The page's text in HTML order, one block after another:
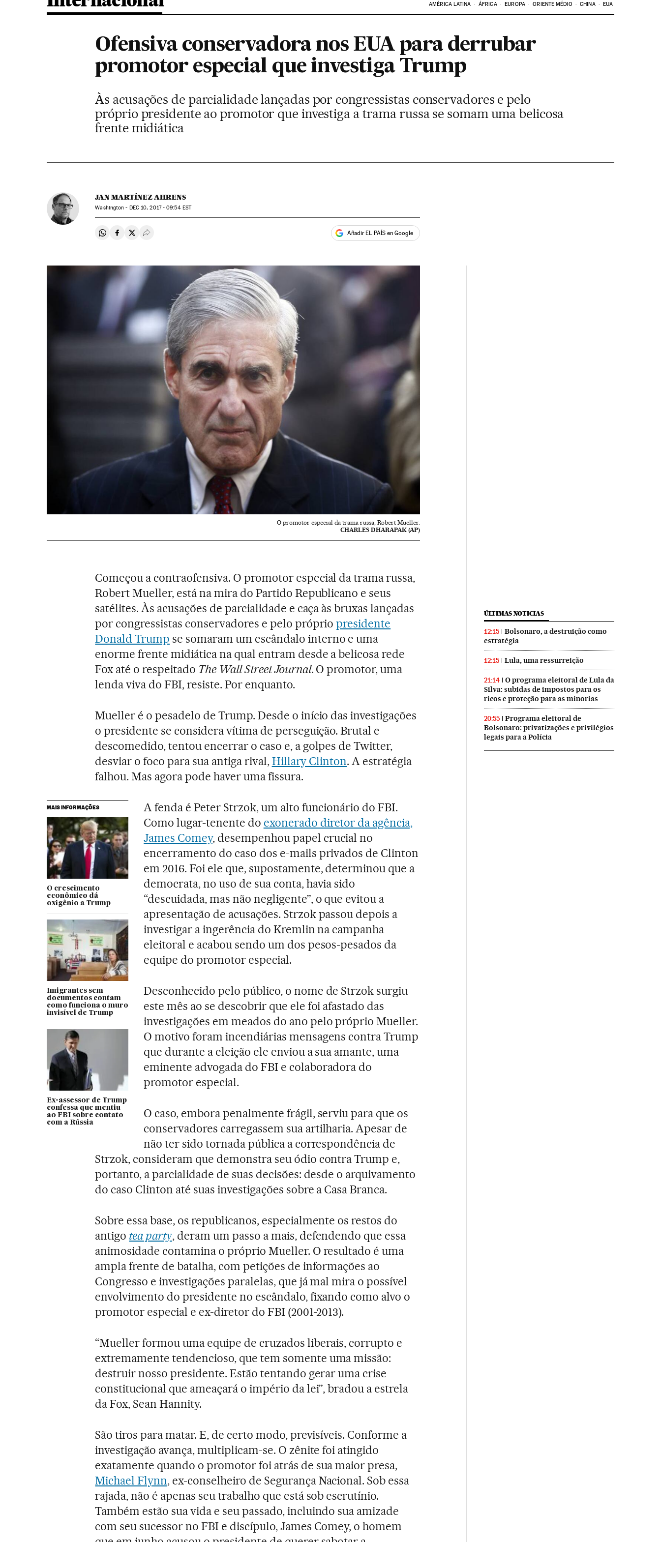
AMÉRICA LATINA ÁFRICA EUROPA ORIENTE MÉDIO CHINA EUA
Ofensiva conservadora nos EUA para derrubar
promotor especial que investiga Trump
Às acusações de parcialidade lançadas por congressistas conservadores e pelo
próprio presidente ao promotor que investiga a trama russa se somam uma belicosa
frente midiática
JAN MARTÍNEZ AHRENS
Washington - DEC10, 2017 - 09:54EST
Compartir en Whatsapp
Compartir en Facebook
Compartir en Twitter
Desplegar Redes Sociales Añadir EL PAÍS en Google
O promotor especial da trama russa, Robert Mueller.
CHARLES DHARAPAK (AP)
Começou a contraofensiva. O promotor especial da trama russa,
Robert Mueller, está na mira do Partido Republicano e seus
satélites. Às acusações de parcialidade e caça às bruxas lançadas
por congressistas conservadores e pelo própriopresidente
Donald Trump se somaram um escândalo interno e uma
enorme frente midiática na qual entram desde a belicosa rede
Fox até o respeitado The Wall Street Journal. O promotor, uma
lenda viva do FBI, resiste. Por enquanto.
Mueller é o pesadelo de Trump. Desde o início das investigações
o presidente se considera vítima de perseguição. Brutal e
descomedido, tentou encerrar o caso e, a golpes de Twitter,
desviar o foco para sua antiga rival,Hillary Clinton. A estratégia
falhou. Mas agora pode haver uma fissura.
MAIS INFORMAÇÕES
O crescimento
econômico dá
oxigênio a Trump
Imigrantes sem
documentos contam
como funciona o muro
invisível de Trump
Ex-assessor de Trump
confessa que mentiu
ao FBI sobre contato
com a Rússia
A fenda é Peter Strzok, um alto funcionário do FBI.
Como lugar-tenente do exonerado diretor da agência,
James Comey, desempenhou papel crucial no
encerramento do caso dos e-mails privados de Clinton
em 2016. Foi ele que, supostamente, determinou que a
democrata, no uso de sua conta, havia sido
“descuidada, mas não negligente”, o que evitou a
apresentação de acusações. Strzok passou depois a
investigar a ingerência do Kremlin na campanha
eleitoral e acabou sendo um dos pesos-pesados da
equipe do promotor especial.
Desconhecido pelo público, o nome de Strzok surgiu
este mês ao se descobrir que ele foi afastado das
investigações em meados do ano pelo próprio Mueller.
O motivo foram incendiárias mensagens contra Trump
que durante a eleição ele enviou a sua amante, uma
eminente advogada do FBI e colaboradora do
promotor especial.
O caso, embora penalmente frágil, serviu para que os
conservadores carregassem sua artilharia. Apesar de
não ter sido tornada pública a correspondência de
Strzok, consideram que demonstra seu ódio contra Trump e,
portanto, a parcialidade de suas decisões: desde o arquivamento
do caso Clinton até suas investigações sobre a Casa Branca.
Sobre essa base, os republicanos, especialmente os restos do
antigo tea party, deram um passo a mais, defendendo que essa
animosidade contamina o próprio Mueller. O resultado é uma
ampla frente de batalha, com petições de informações ao
Congresso e investigações paralelas, que já mal mira o possível
envolvimento do presidente no escândalo, fixando como alvo o
promotor especial e ex-diretor do FBI (2001-2013).
“Mueller formou uma equipe de cruzados liberais, corrupto e
extremamente tendencioso, que tem somente uma missão:
destruir nosso presidente. Estão tentando gerar uma crise
constitucional que ameaçará o império da lei”, bradou a estrela
da Fox, Sean Hannity.
São tiros para matar. E, de certo modo, previsíveis. Conforme a
investigação avança, multiplicam-se. O zênite foi atingido
exatamente quando o promotor foi atrás de sua maior presa,
Michael Flynn, ex-conselheiro de Segurança Nacional. Sob essa
rajada, não é apenas seu trabalho que está sob escrutínio.
Também estão sua vida e seu passado, incluindo sua amizade
com seu sucessor no FBI e discípulo, James Comey, o homem
ÚLTIMAS NOTICIAS
12:15
Bolsonaro, a destruição como
estratégia
12:15 Lula, uma ressurreição
21:14
O programa eleitoral de Lula da
Silva: subidas de impostos para os
ricos e proteção para as minorias
20:55
Programa eleitoral de
Bolsonaro: privatizações e privilégios
legais para a Polícia